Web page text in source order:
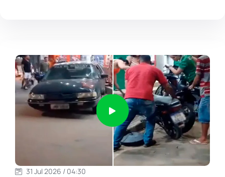
31 Jul 2026 / 04:30